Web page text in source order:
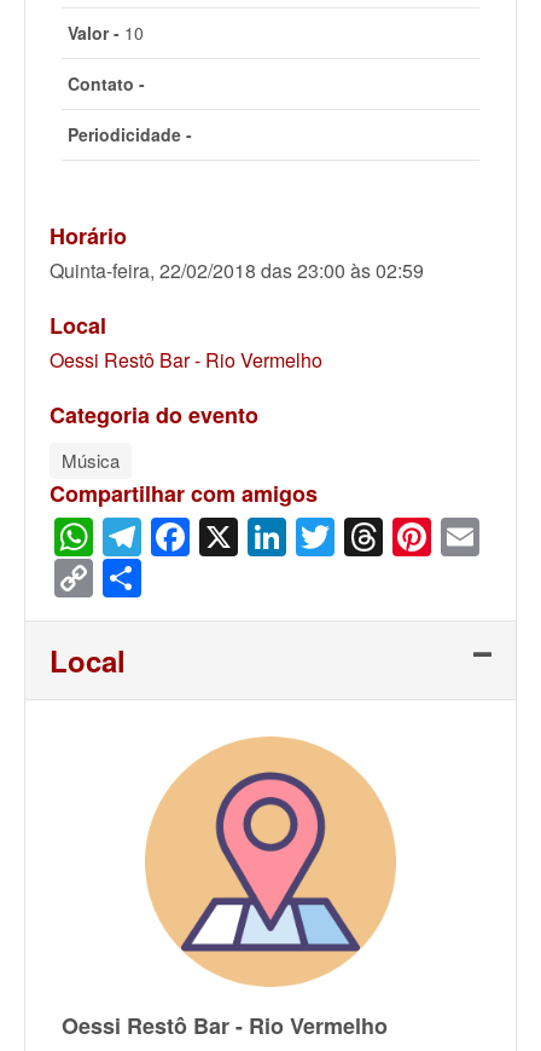
Valor - 10
Contato -
Periodicidade -
Horário
Quinta-feira, 22/02/2018 das 23:00 às 02:59
Local
Oessi Restô Bar - Rio Vermelho
Categoria do evento
Música
Compartilhar com amigos
WhatsApp
Telegram
Facebook
X LinkedIn
Twitter
Threads
Copy
Link
Local
Oessi Restô Bar - Rio Vermelho